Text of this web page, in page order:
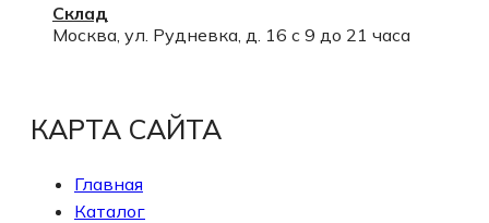
Склад
Москва, ул. Рудневка, д. 16 с 9 до 21 часа
КАРТА САЙТА
Главная
Каталог